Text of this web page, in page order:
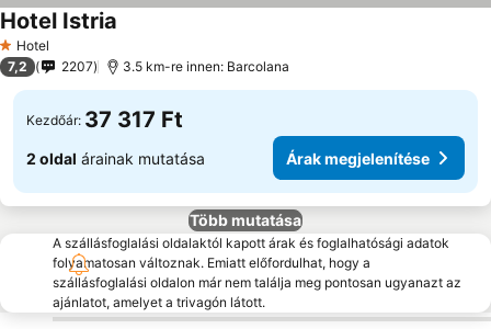
1 Kategória
Hotel
Hotel Istria
7,2 2207 3.5 km-re innen: Barcolana
Kezdőár: 37 317 Ft
2 oldal árainak mutatása Árak megjelenítése
Több mutatása
A szállásfoglalási oldalaktól kapott árak és foglalhatósági adatok
folyamatosan változnak. Emiatt előfordulhat, hogy a
szállásfoglalási oldalon már nem találja meg pontosan ugyanazt az
ajánlatot, amelyet a trivagón látott.